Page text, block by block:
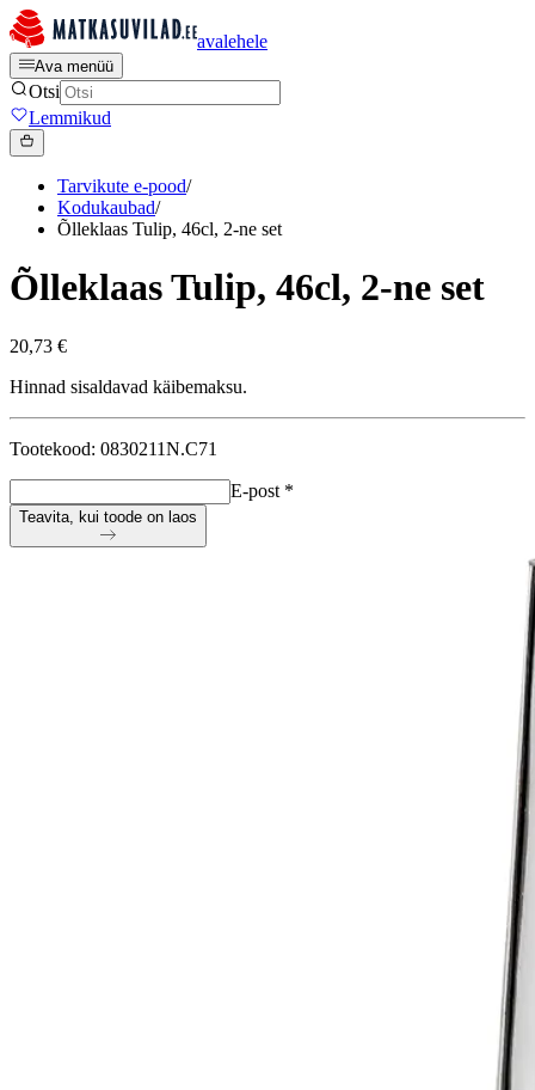
avalehele
Ava menüü
Otsi
Lemmikud
Tarvikute e-pood/
Kodukaubad/
Õlleklaas Tulip, 46cl, 2-ne set
Õlleklaas Tulip, 46cl, 2-ne set
20,73 €
Hinnad sisaldavad käibemaksu.
Tootekood: 0830211N.C71
E-post *
Teavita, kui toode on laos